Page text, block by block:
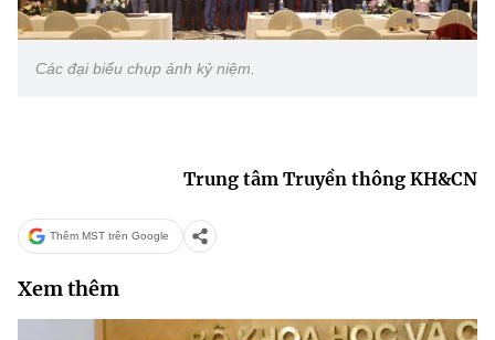
Các đại biểu chụp ảnh kỷ niệm.
Trung tâm Truyền thông KH&CN
Thêm MST trên Google
Xem thêm